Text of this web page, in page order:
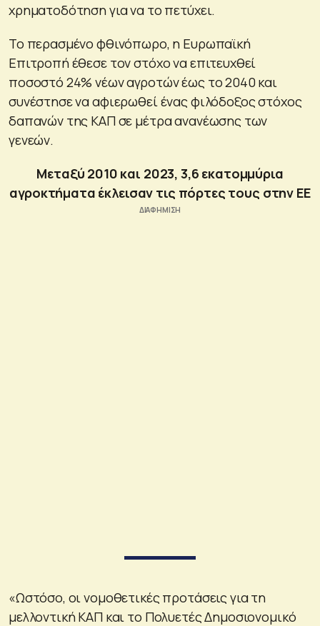
χρηματοδότηση για να το πετύχει.
Το περασμένο φθινόπωρο, η Ευρωπαϊκή
Επιτροπή έθεσε τον στόχο να επιτευχθεί
ποσοστό 24% νέων αγροτών έως το 2040 και
συνέστησε να αφιερωθεί ένας φιλόδοξος στόχος
δαπανών της ΚΑΠ σε μέτρα ανανέωσης των
γενεών.
Μεταξύ 2010 και 2023, 3,6 εκατομμύρια
αγροκτήματα έκλεισαν τις πόρτες τους στην ΕΕ
«Ωστόσο, οι νομοθετικές προτάσεις για τη
μελλοντική ΚΑΠ και το Πολυετές Δημοσιονομικό